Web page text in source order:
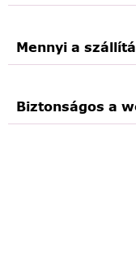
Mennyi a
Biztonságos a